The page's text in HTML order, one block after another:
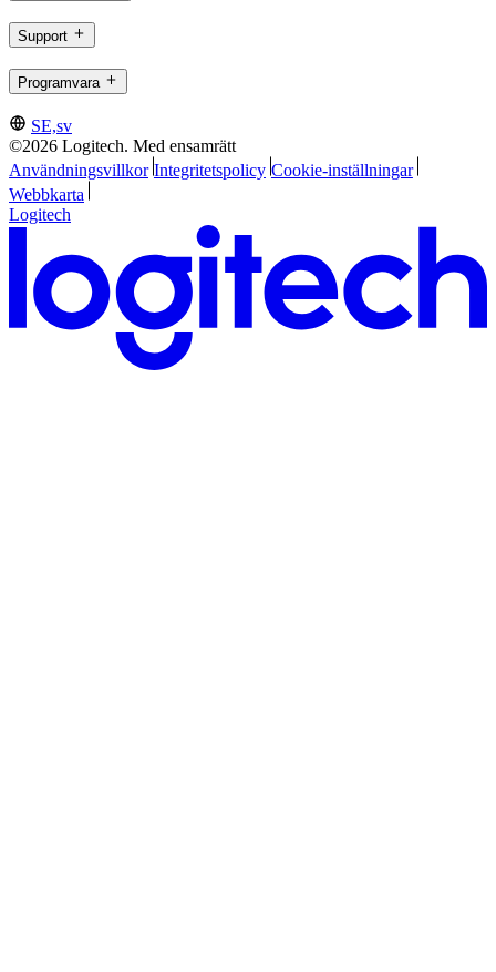
Support
Programvara
SE,sv
©2026 Logitech. Med ensamrätt
Användningsvillkor Integritetspolicy Cookie-inställningar
Webbkarta
Logitech